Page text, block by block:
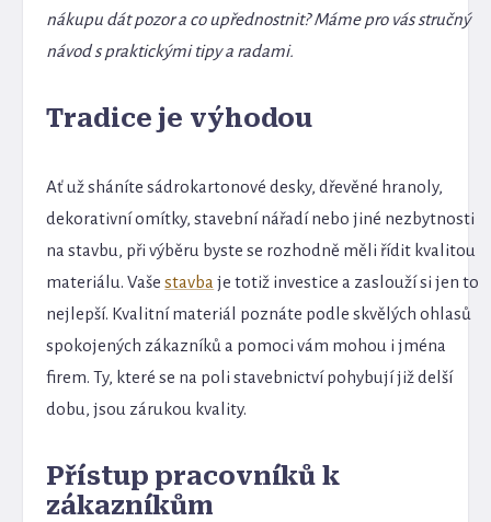
nákupu dát pozor a co upřednostnit? Máme pro vás stručný
návod s praktickými tipy a radami.
Tradice je výhodou
Ať už sháníte sádrokartonové desky, dřevěné hranoly,
dekorativní omítky, stavební nářadí nebo jiné nezbytnosti
na stavbu, při výběru byste se rozhodně měli řídit kvalitou
materiálu. Vašestavba je totiž investice a zaslouží si jen to
nejlepší. Kvalitní materiál poznáte podle skvělých ohlasů
spokojených zákazníků a pomoci vám mohou i jména
firem. Ty, které se na poli stavebnictví pohybují již delší
dobu, jsou zárukou kvality.
Přístup pracovníků k
zákazníkům